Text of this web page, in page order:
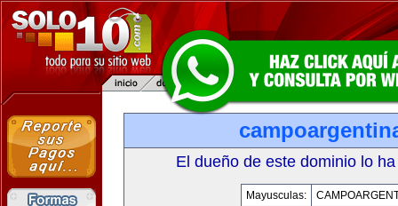
El dueño de este dominio lo
Mayusculas: